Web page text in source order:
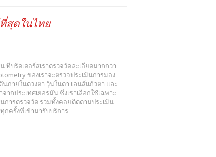
สุดในไทย
บริดเดอร์สเราตรวจวัดละเอียดมากกว่า
ของเราจะตรวจประเมินการมอง
ภายในดวงตา วุ้นในตา เลนส์แก้วตา และ
กประเทศเยอรมัน ซึ่งเราเลือกใช้เฉพาะ
ารตรวจวัด รวมทั้งคอยติดตามประเมิน
ครั้งที่เข้ามารับบริการ